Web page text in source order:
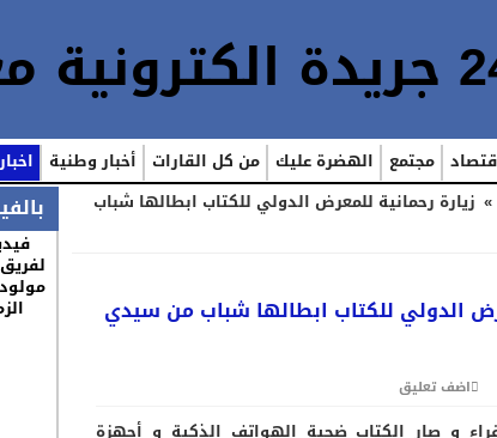
أخبار وطنية من كل القارات الهضرة عليك مجتمع
» زيارة رحمانية للمعرض الدولي للكتاب ابطالها شباب
الدولي للكتاب ابطالها شباب من سيدي
اضف تعليق
و صار الكتاب ضحية الهواتف الذكية و أجهزة